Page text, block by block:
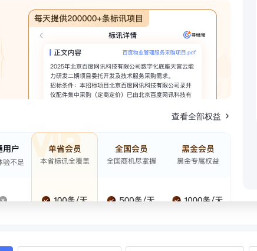
查看全部权益